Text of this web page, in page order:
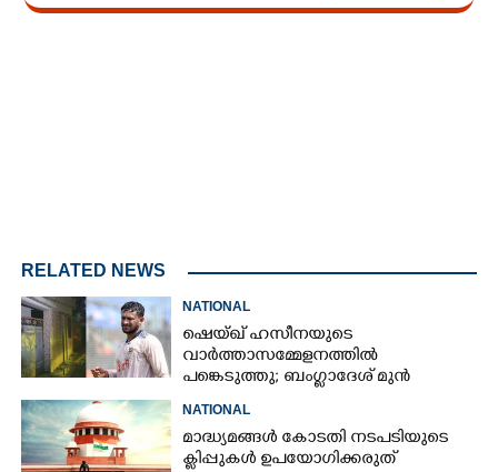
RELATED NEWS
NATIONAL
ഷെയ്ഖ് ഹസീനയുടെ
വാർത്താസമ്മേളനത്തിൽ
പങ്കെടുത്തു; ബംഗ്ലാദേശ് മുൻ
ക്യാപ്റ്റന്റെ വീടിന് നേരെ പെട്രോൾ
ബോംബേറ്
NATIONAL
മാദ്ധ്യമങ്ങൾ കോടതി നടപടിയുടെ
ക്ലിപ്പുകൾ ഉപയോഗിക്കരുത്